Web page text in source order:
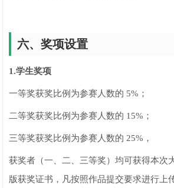
六、奖项设置
1.学生奖项
一等奖获奖比例为参赛人数的 5%；
二等奖获奖比例为参赛人数的 15%；
三等奖获奖比例为参赛人数的 25%，
获奖者（一、二、三等奖）均可获得本次
版获奖证书，凡按照作品提交要求进行上